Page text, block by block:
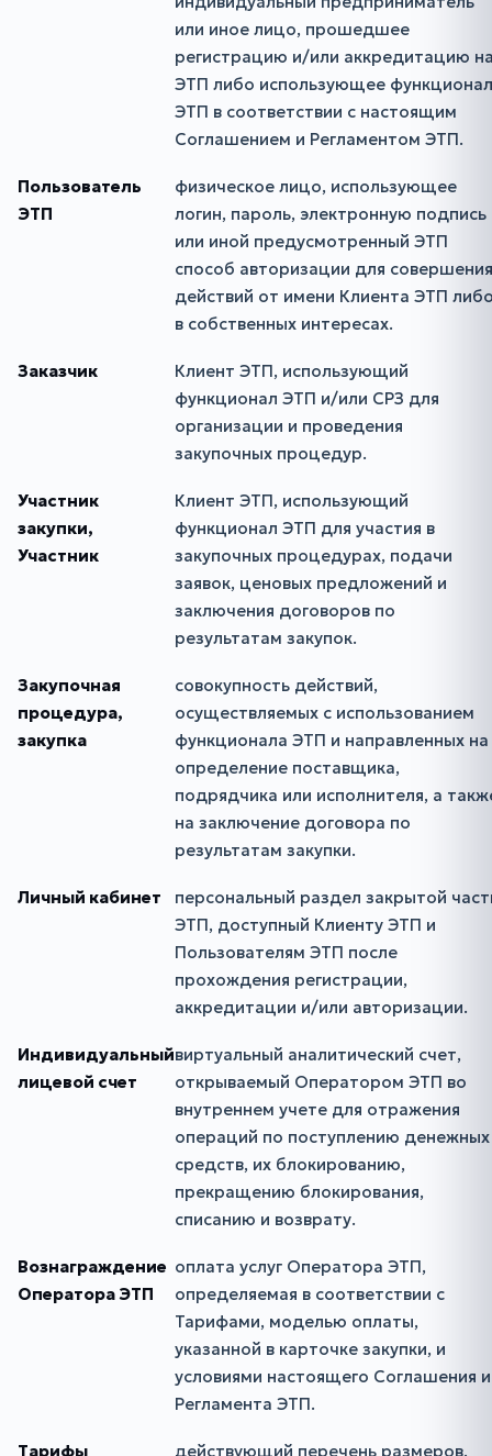
или иное лицо, прошедшее
регистрацию и/или аккредитацию
ЭТП либо использующее функционал
ЭТП в соответствии с настоящим
Соглашением и Регламентом ЭТП.
Пользователь
ЭТП
физическое лицо, использующее
логин, пароль, электронную подпись
или иной предусмотренный ЭТП
способ авторизации для совершения
действий от имени Клиента ЭТП
в собственных интересах.
Заказчик
Клиент ЭТП, использующий
функционал ЭТП и/или СРЗ для
организации и проведения
закупочных процедур.
Участник
закупки,
Участник
Клиент ЭТП, использующий
функционал ЭТП для участия в
закупочных процедурах, подачи
заявок, ценовых предложений и
заключения договоров по
результатам закупок.
Закупочная
процедура,
закупка
совокупность действий,
осуществляемых с использованием
функционала ЭТП и направленных на
определение поставщика,
подрядчика или исполнителя, а
на заключение договора по
результатам закупки.
Личный кабинет
персональный раздел закрытой
ЭТП, доступный Клиенту ЭТП и
Пользователям ЭТП после
прохождения регистрации,
аккредитации и/или авторизации.
Индивидуальный
лицевой счет
виртуальный аналитический счет,
открываемый Оператором ЭТП во
внутреннем учете для отражения
операций по поступлению денежных
средств, их блокированию,
прекращению блокирования,
списанию и возврату.
Вознаграждение
Оператора ЭТП
оплата услуг Оператора ЭТП,
определяемая в соответствии с
Тарифами, моделью оплаты,
указанной в карточке закупки, и
условиями настоящего Соглашения и
Регламента ЭТП.
Тарифы
действующий перечень размеров,